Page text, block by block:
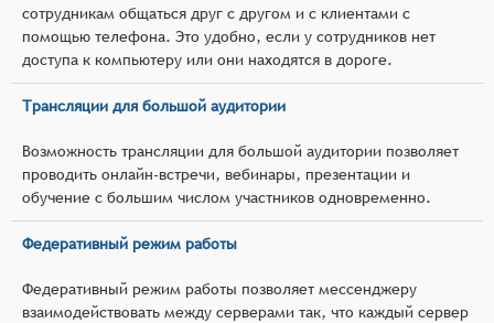
сотрудникам общаться друг с другом и с клиентами с
помощью телефона. Это удобно, если у сотрудников нет
доступа к компьютеру или они находятся в дороге.
Трансляции для большой аудитории
Возможность трансляции для большой аудитории позволяет
проводить онлайн-встречи, вебинары, презентации и
обучение с большим числом участников одновременно.
Федеративный режим работы
Федеративный режим работы позволяет мессенджеру
взаимодействовать между серверами так, что каждый сервер